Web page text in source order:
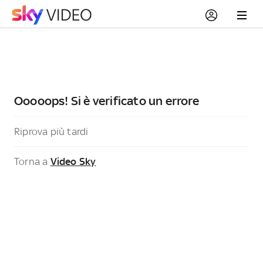
Ooooops! Si è verificato un errore
Riprova più tardi
Torna a Video Sky